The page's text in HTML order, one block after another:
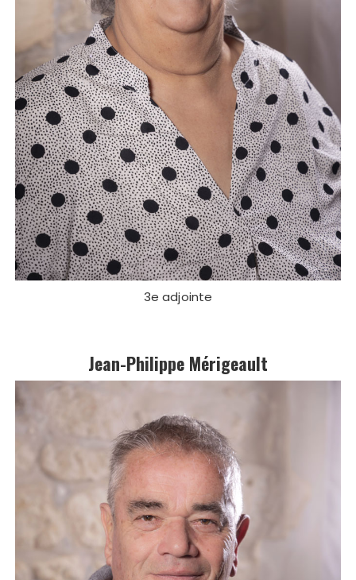
3e adjointe
Jean-Philippe Mérigeault